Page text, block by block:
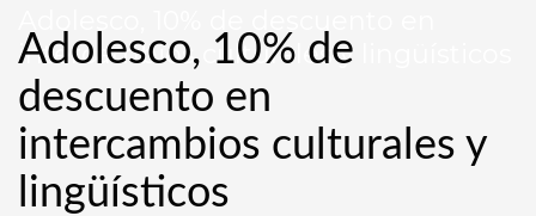
intercambios culturales y lingüísticos
Adolesco, 10% de
descuento en
intercambios culturales y
lingüísticos